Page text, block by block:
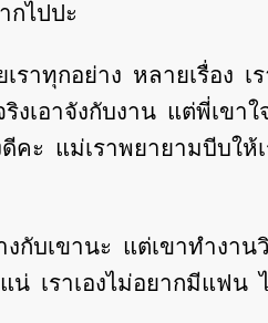
กไปปะ
เราทุกอย่าง หลายเรื่อง
งเอาจังกับงาน แต่พี่เขา
ดีคะ แม่เราพยายามบีบใ
งกับเขานะ แต่เขาทำงาน
น่ เราเองไม่อยากมีแฟน